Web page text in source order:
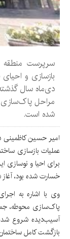
بازسازی و
دی‌ماه سال
مراحل پاک‌سازی
شده است.
امیر حسین کاظمینی
عملیات بازسازی
برای احیا و نوسازی
خسارت شده بود،
وی با اشاره به
پاک‌سازی محوطه،
آسیب‌دیده شروع
بازگشت کامل